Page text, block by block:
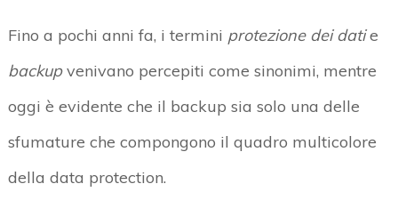
Fino a pochi anni fa, i termini protezione dei datie
backupvenivano percepiti come sinonimi, mentre
oggi è evidente che il backup sia solo una delle
sfumature che compongono il quadro multicolore
della data protection.